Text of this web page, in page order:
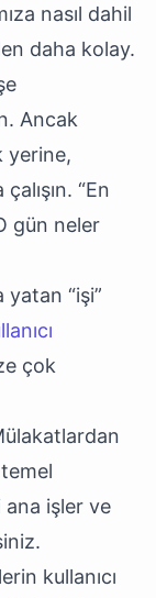
nasıl dahil
daha kolay.
Ancak
yerine,
“En
gün neler
yatan “işi”
çok
ana işler ve
kullanıcı